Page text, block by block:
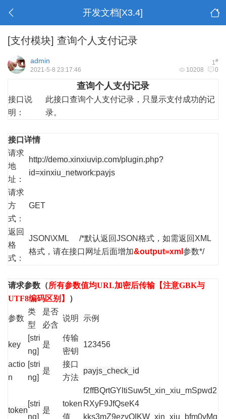
开发文档[X3.4]
[支付模块] 查询个人支付记录
1#
admin
10208 0
2021-5-8 23:17:46
查询个人支付记录
接口说
明：
此接口查询个人支付记录，只显示支付成功的记
录。
接口详情
请求
地
址：
http://demo.xinxiuvip.com/plugin.php?
id=xinxiu_network:payjs
请求
方
式：
GET
返回
格
式：
JSON\XML /*默认返回JSON格式，如需返回XML
格式，请在接口网址后面增加&output=xml 参数*/
请求参数（所有参数值均URL加密后传输【注意GBK与
UTF8编码区别】
）
参数
类
型
是否
必含
说明 示例
key
[stri
ng]
是
传输
密钥
123456
actio
n
[stri
ng]
是
接口
方法
payjs_check_id
token
[stri
ng]
是
token
值
f2ffBQrtGYltiSuw5t_xin_xiu_mSpwd2
RXyF9JfQseK4
kks3mZ9ezvQIKW_xin_xiu_bfm0vMq